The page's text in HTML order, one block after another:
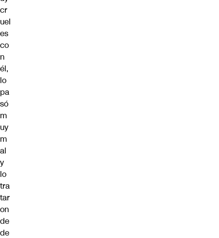
cr
uel
es
co
n
él,
lo
pa
só
m
uy
m
al
y
lo
tra
tar
on
de
de